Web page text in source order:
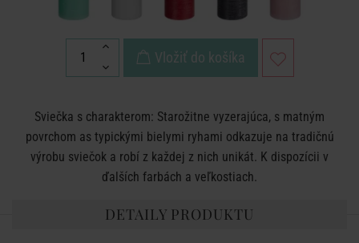
Vložiť do košíka
Sviečka s charakterom: Starožitne vyzerajúca, s matným
povrchom as typickými bielymi ryhami odkazuje na tradičnú
výrobu sviečok a robí z každej z nich unikát. K dispozícii v
ďalších farbách a veľkostiach.
DETAILY PRODUKTU